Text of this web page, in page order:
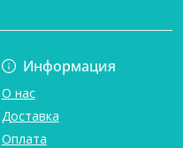
Информация
О нас
Доставка
Оплата